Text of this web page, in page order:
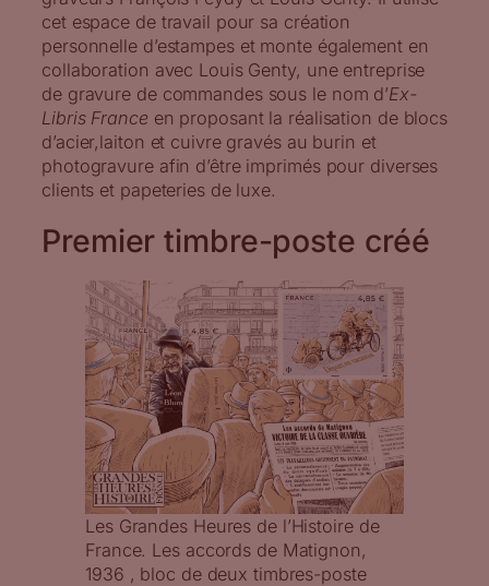
cet espace de travail pour sa création
personnelle d’estampes et monte également en
collaboration avec Louis Genty, une entreprise
de gravure de commandes sous le nom d’Ex-
Libris Franceen proposant la réalisation de blocs
d’acier,laiton et cuivre gravés au burin et
photogravure afin d’être imprimés pour diverses
clients et papeteries de luxe.
Premier timbre-poste créé
Les Grandes Heures de l’Histoire de
France. Les accords de Matignon,
1936 , bloc de deux timbres-poste